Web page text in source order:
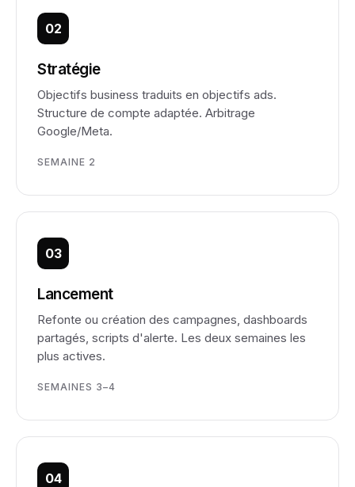
02
Stratégie
Objectifs business traduits en objectifs ads.
Structure de compte adaptée. Arbitrage
Google/Meta.
SEMAINE 2
03
Lancement
Refonte ou création des campagnes, dashboards
partagés, scripts d'alerte. Les deux semaines les
plus actives.
SEMAINES 3–4
04